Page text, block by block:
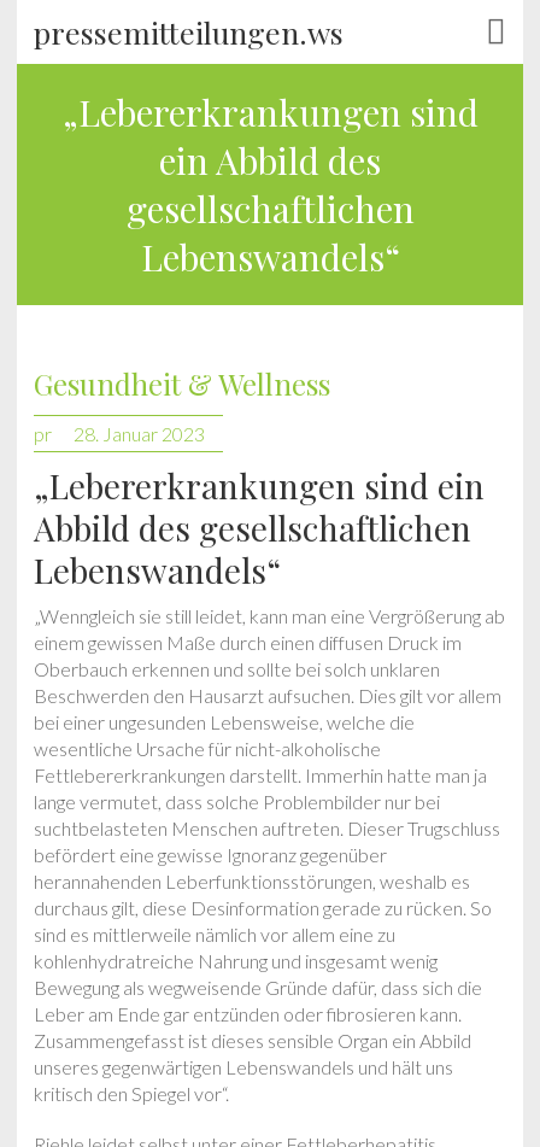
pressemitteilungen.ws
„Lebererkrankungen sind
ein Abbild des
gesellschaftlichen
Lebenswandels“
Gesundheit & Wellness
pr 28. Januar 2023
„Lebererkrankungen sind ein
Abbild des gesellschaftlichen
Lebenswandels“
„Wenngleich sie still leidet, kann man eine Vergrößerung ab
einem gewissen Maße durch einen diffusen Druck im
Oberbauch erkennen und sollte bei solch unklaren
Beschwerden den Hausarzt aufsuchen. Dies gilt vor allem
bei einer ungesunden Lebensweise, welche die
wesentliche Ursache für nicht-alkoholische
Fettlebererkrankungen darstellt. Immerhin hatte man ja
lange vermutet, dass solche Problembilder nur bei
suchtbelasteten Menschen auftreten. Dieser Trugschluss
befördert eine gewisse Ignoranz gegenüber
herannahenden Leberfunktionsstörungen, weshalb es
durchaus gilt, diese Desinformation gerade zu rücken. So
sind es mittlerweile nämlich vor allem eine zu
kohlenhydratreiche Nahrung und insgesamt wenig
Bewegung als wegweisende Gründe dafür, dass sich die
Leber am Ende gar entzünden oder fibrosieren kann.
Zusammengefasst ist dieses sensible Organ ein Abbild
unseres gegenwärtigen Lebenswandels und hält uns
kritisch den Spiegel vor“.